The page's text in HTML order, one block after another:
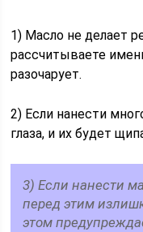
1) Масло не делает
рассчитываете
разочарует.
2) Если нанести
глаза, и их будет
3) Если нанести
перед этим
этом